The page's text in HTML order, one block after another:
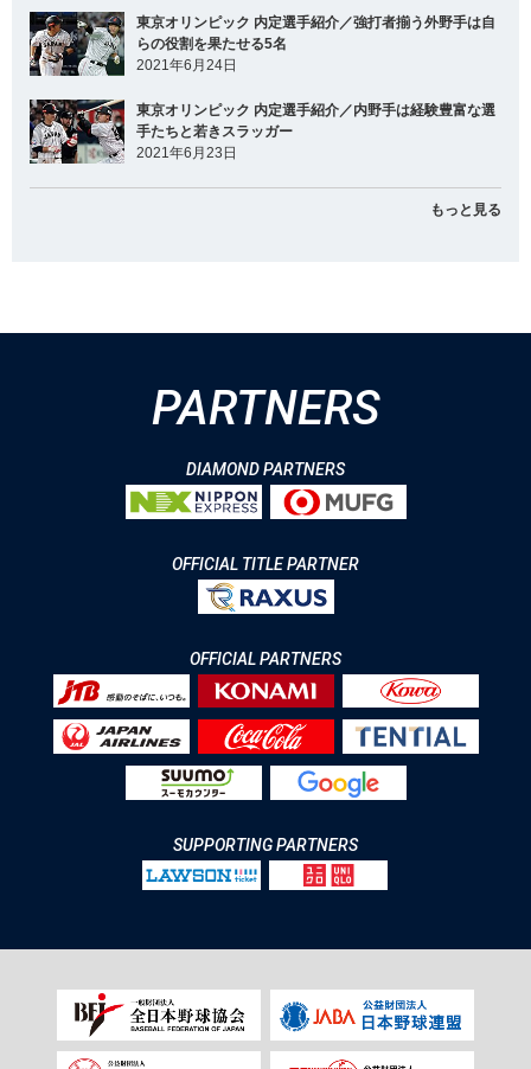
東京オリンピック 内定選手紹介／強打者揃う外野手は自
らの役割を果たせる5名
2021年6月24日
東京オリンピック 内定選手紹介／内野手は経験豊富な選
手たちと若きスラッガー
2021年6月23日
もっと見る
PARTNERS
DIAMOND PARTNERS
OFFICIAL TITLE PARTNER
OFFICIAL PARTNERS
SUPPORTING PARTNERS